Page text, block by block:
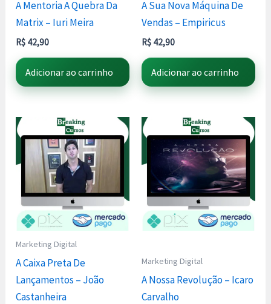
A Mentoria A Quebra Da
Matrix – Iuri Meira
R$ 42,90
Adicionar ao carrinho
A Sua Nova Máquina De
Vendas – Empiricus
R$ 42,90
Adicionar ao carrinho
Marketing Digital
A Caixa Preta De
Lançamentos – João
Castanheira
Marketing Digital
A Nossa Revolução – Icaro
Carvalho